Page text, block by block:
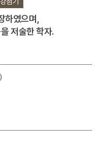
하였으며,
을 저술한 학자.